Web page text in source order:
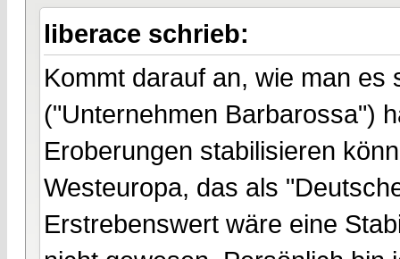
liberace schrieb:
Kommt darauf an, wie man es
("Unternehmen Barbarossa")
Eroberungen stabilisieren
Westeuropa, das als
Erstrebenswert wäre eine